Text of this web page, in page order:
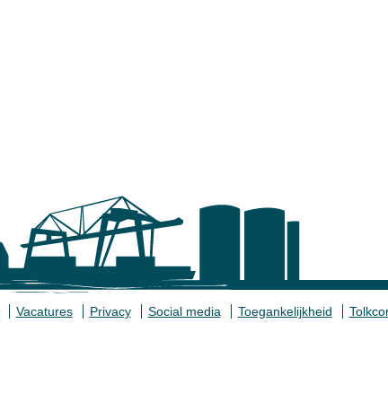
Vacatures Privacy Social media Toegankelijkheid